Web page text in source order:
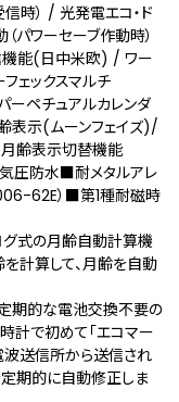
時） / 光発電エコ・ド
パワーセーブ作動時）
能(⽇中⽶欧) / ワー
ェックスマルチ
ペチュアルカレンダ
表示(ムーンフェイズ)/
齢表示切替機能
圧防水■耐メタルアレ
62E）■第1種耐磁時
グ式の月齢自動計算機
計算して、月齢を自動
定期的な電池交換不要の
計で初めて「エコマー
波送信所から送信され
定期的に自動修正しま